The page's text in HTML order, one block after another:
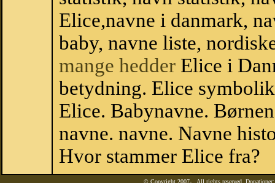
Elice,navne i danmark,
baby, navne liste,
mange hedder Elice i
betydning. Elice
Elice. Babynavne.
navne. navne. Navne
Hvor stammer Elice fra?
© Copyright 2007- . All rights reserved.